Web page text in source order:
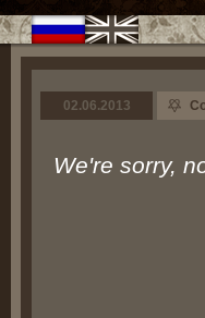
02.06.2013
We're sorry,